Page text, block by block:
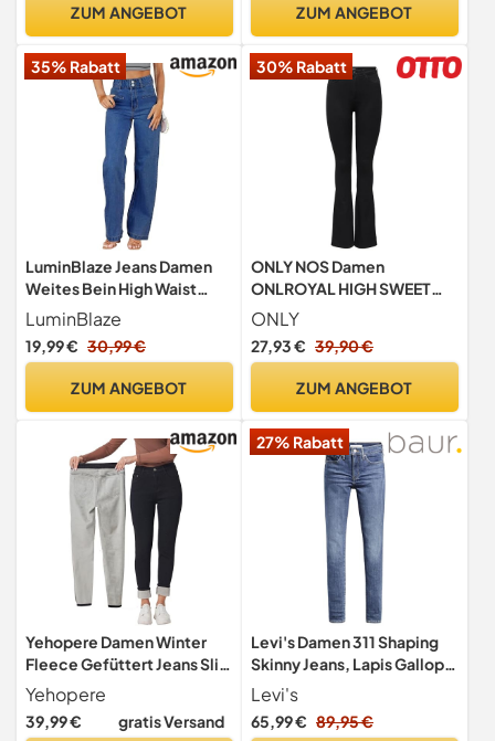
ZUM ANGEBOT ZUM ANGEBOT
35% Rabatt
LuminBlaze Jeans Damen
Weites Bein High Waist
Stretch Wide Leg Jeans mit
Doppelknopfverschluss –
Vintage Loose Fit Denim
LuminBlaze
19,99 € 30,99 €
ZUM ANGEBOT
30% Rabatt
ONLY NOS Damen
ONLROYAL HIGH SWEET
FLARED 600 NOOS Flared
Jeans,, per pack Schwarz
(Black Black), 42/L30
ONLY
27,93 € 39,90 €
ZUM ANGEBOT
Yehopere Damen Winter
Fleece Gefüttert Jeans Slim
Fit Warme Skinny High Waist
Denim Jeans, Schwarz
formell, M
Yehopere
39,99 € gratis Versand
27% Rabatt
Levi's Damen 311 Shaping
Skinny Jeans, Lapis Gallop,
28W / 28L EU
Levi's
65,99 € 89,95 €